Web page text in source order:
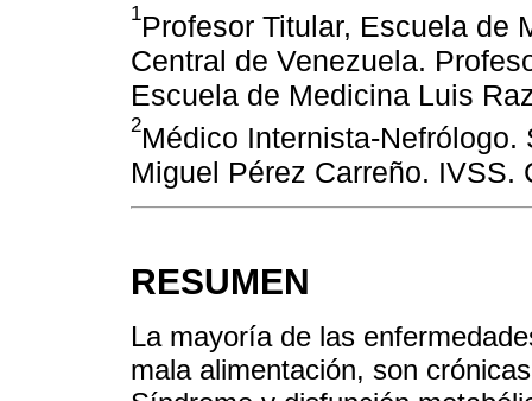
1Profesor Titular, Escuela de
Central de Venezuela.
Escuela de Medicina Luis
2Médico Internista-
Miguel Pérez Carreño. IVSS.
RESUMEN
La mayoría de las
mala alimentación, son